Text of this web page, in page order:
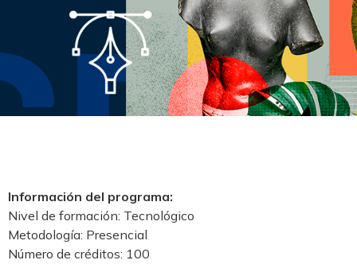
Información del programa:
Nivel de formación: Tecnológico
Metodología: Presencial
Número de créditos: 100